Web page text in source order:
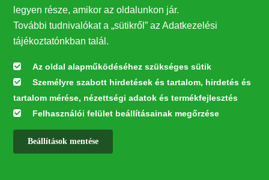
Hírlevél feliratkozás
Értesüljön elsőként legfrissebb híreinkről, eseményeinkről!
Feliratkozás
legyen része, amikor az oldalunkon jár.
További tudnivalókat a „sütikről” az Adatkezelési
tájékoztatónkban talál.
Az oldal alapműködéséhez szükséges sütik
Személyre szabott hirdetések és tartalom, hirdetés és
tartalom mérése, nézettségi adatok és termékfejlesztés
Felhasználói felület beállításainak megőrzése
Beállítások mentése